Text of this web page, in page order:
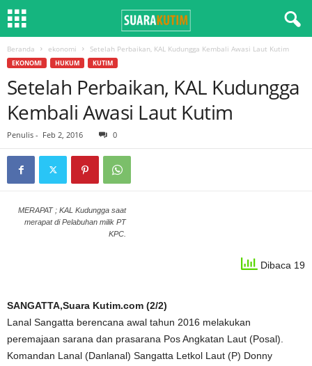
Beranda ekonomi Setelah Perbaikan, KAL Kudungga Kembali Awasi Laut Kutim
EKONOMI HUKUM KUTIM
Setelah Perbaikan, KAL Kudungga
Kembali Awasi Laut Kutim
Penulis - Feb 2, 2016 0
MERAPAT ; KAL Kudungga saat
merapat di Pelabuhan milik PT
KPC.
Dibaca 19
SANGATTA,Suara Kutim.com (2/2)
Lanal Sangatta berencana awal tahun 2016 melakukan
peremajaan sarana dan prasarana Pos Angkatan Laut (Posal).
Komandan Lanal (Danlanal) Sangatta Letkol Laut (P) Donny